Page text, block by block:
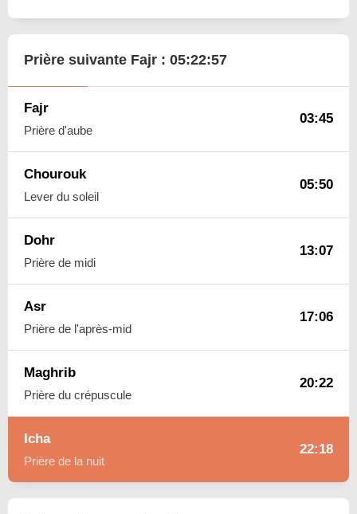
Prière suivante Fajr : 05:22:56
Fajr
Prière d'aube
03:45
Chourouk
Lever du soleil
05:50
Dohr
Prière de midi
13:07
Asr
Prière de l'après-mid
17:06
Maghrib
Prière du crépuscule
20:22
Icha
Prière de la nuit
22:18